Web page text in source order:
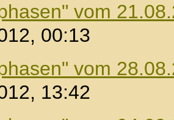
vom
00:13
vom
13:42